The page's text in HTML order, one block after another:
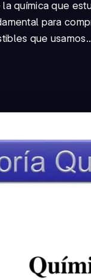
la química que
para
que